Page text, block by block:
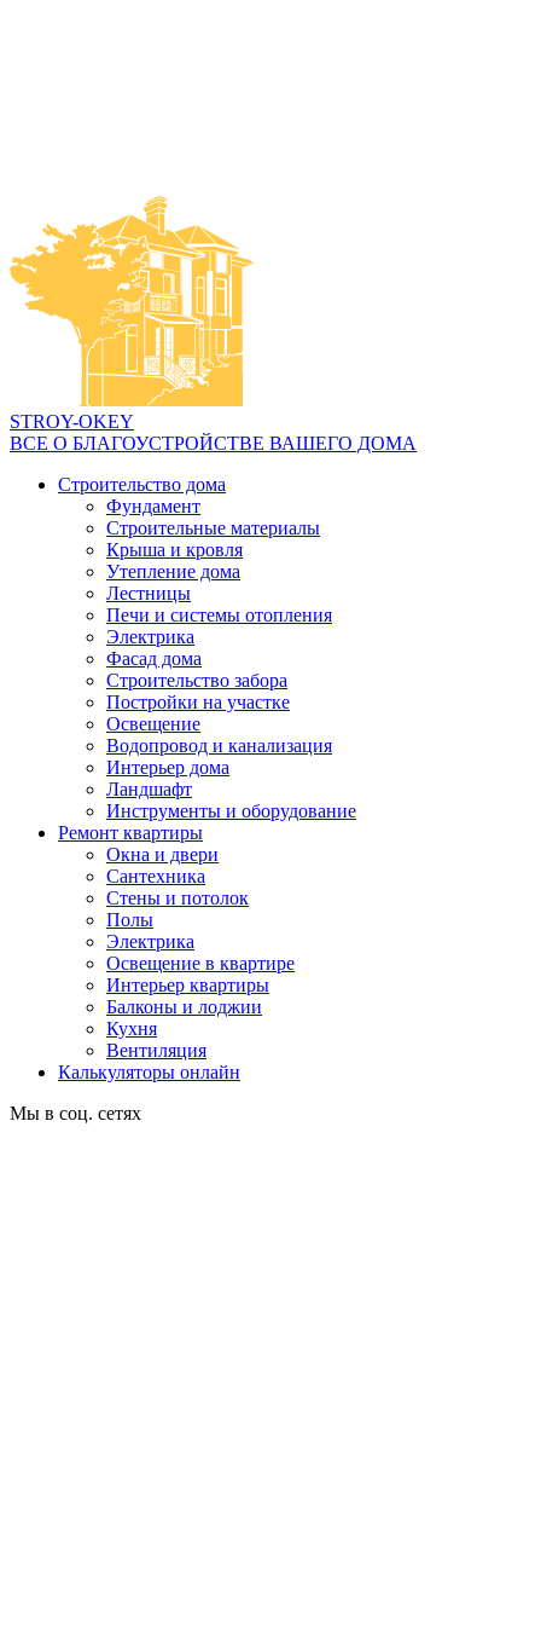
STROY-OKEY
ВСЕ О БЛАГОУСТРОЙСТВЕ ВАШЕГО ДОМА
Строительство дома
Фундамент
Строительные материалы
Крыша и кровля
Утепление дома
Лестницы
Печи и системы отопления
Электрика
Фасад дома
Строительство забора
Постройки на участке
Освещение
Водопровод и канализация
Интерьер дома
Ландшафт
Инструменты и оборудование
Ремонт квартиры
Окна и двери
Сантехника
Стены и потолок
Полы
Электрика
Освещение в квартире
Интерьер квартиры
Балконы и лоджии
Кухня
Вентиляция
Калькуляторы онлайн
Мы в соц. сетях